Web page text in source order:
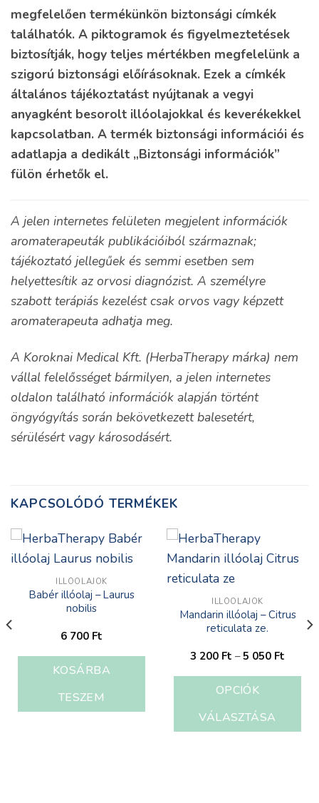
megfelelően termékünkön biztonsági címkék
találhatók. A piktogramok és figyelmeztetések
biztosítják, hogy teljes mértékben megfelelünk a
szigorú biztonsági előírásoknak. Ezek a címkék
általános tájékoztatást nyújtanak a vegyi
anyagként besorolt illóolajokkal és keverékekkel
kapcsolatban. A termék biztonsági információi és
adatlapja a dedikált „Biztonsági információk”
fülön érhetők el.
A jelen internetes felületen megjelent információk
aromaterapeuták publikációiból származnak;
tájékoztató jellegűek és semmi esetben sem
helyettesítik az orvosi diagnózist. A személyre
szabott terápiás kezelést csak orvos vagy képzett
aromaterapeuta adhatja meg.
A Koroknai Medical Kft. (HerbaTherapy márka) nem
vállal felelősséget bármilyen, a jelen internetes
oldalon található információk alapján történt
öngyógyítás során bekövetkezett balesetért,
sérülésért vagy károsodásért.
KAPCSOLÓDÓ TERMÉKEK
ILLÓOLAJOK
Babér illóolaj – Laurus
nobilis
6 700 Ft
KOSÁRBA
TESZEM
ILLÓOLAJOK
Mandarin illóolaj – Citrus
reticulata ze.
3 200 Ft – 5 050 Ft
OPCIÓK
VÁLASZTÁSA